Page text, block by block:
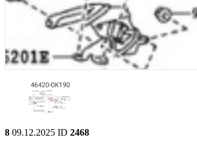
8 09.12.2025 ID 2468